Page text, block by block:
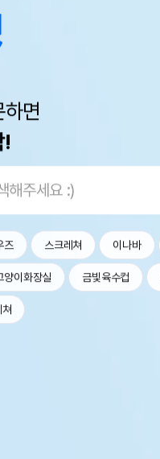
면
!
즈 스크레쳐 이나바
양이화장실 금빛육수컵